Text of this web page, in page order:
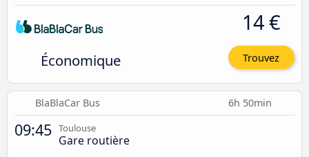
Économique
14 €
Trouvez
BlaBlaCar Bus 6h 50min
09:45 Toulouse
Gare routière